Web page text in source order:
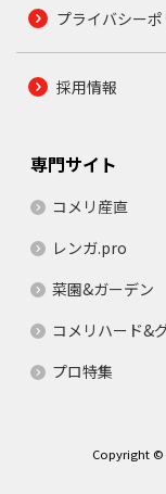
プライバシー
採用情報
専門サイト
コメリ産直
レンガ.pro
菜園&ガーデン
コメリハード&
プロ特集
Copyright ©